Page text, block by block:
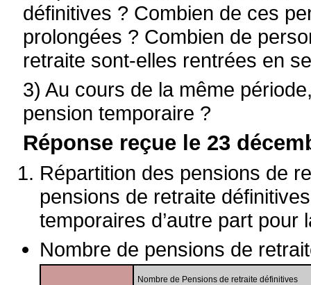
définitives ? Combien de ces
prolongées ? Combien de
retraite sont-elles rentrées en
3) Au cours de la même
pension temporaire ?
Réponse reçue le 23
Répartition des pensions de
pensions de retraite
temporaires d’autre part pour
Nombre de pensions de
Nombre de Pensions de retraite définitives